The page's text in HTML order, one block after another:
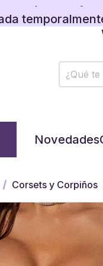
las promos y
las promos y
Novedades
Corsets y Corpiños